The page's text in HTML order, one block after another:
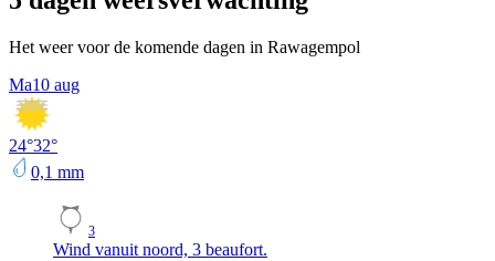
Het weer voor de komende dagen in Rawagempol
Ma10 aug
24°32°
0,1 mm
3
Wind vanuit noord, 3 beaufort.